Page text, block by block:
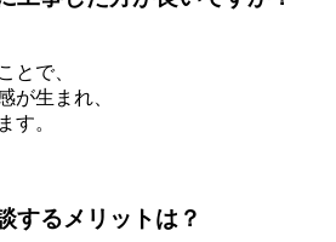
とで、
が生まれ、
す。
するメリットは？